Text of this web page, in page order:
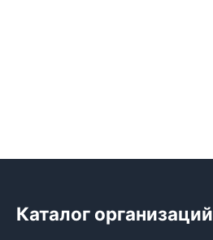
Каталог организаций